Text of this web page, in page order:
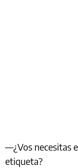
—¿Vos necesitas
etiqueta?